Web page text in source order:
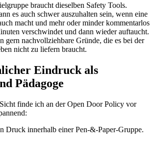
braucht dieselben Safety Tools.
es auch schwer auszuhalten sein, wenn eine
macht und mehr oder minder kommentarlos
verschwindet und dann wieder auftaucht.
gern nachvollziehbare Gründe, die es bei der
nicht zu liefern braucht.
Eindruck als
Pädagoge
finde ich an der Open Door Policy vor
Druck innerhalb einer Pen-&-Paper-Gruppe.